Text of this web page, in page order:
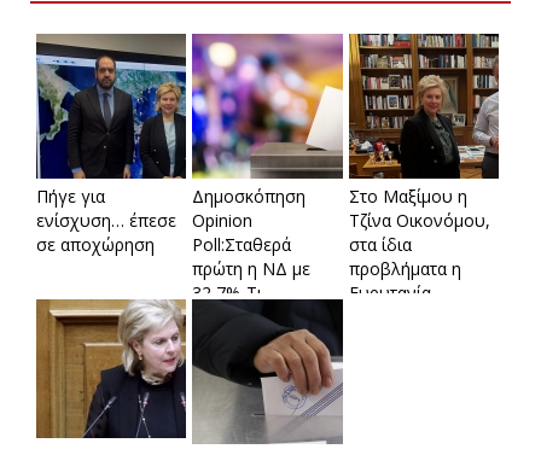
Πήγε για
ενίσχυση… έπεσε
σε αποχώρηση
Δημοσκόπηση
Opinion
Poll:Σταθερά
πρώτη η ΝΔ με
32,7%-Τι
απαντούν οι
πολίτες για
Καρυστιανού,
Τσίπρα, Σαμαρά
Στο Μαξίμου η
Τζίνα Οικονόμου,
στα ίδια
προβλήματα η
Ευρυτανία